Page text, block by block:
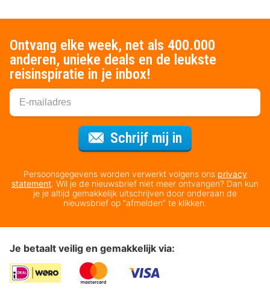
Ontvang elke week, net als 400.000
anderen, unieke deals en de leukste
reisinspiratie in je inbox!
Schrijf mij in
Persoonsgegevens worden verwerkt volgens ons privacy
statement. Wil je de nieuwsbrief niet meer ontvangen? Dan kun
je je altijd gemakkelijk uitschrijven door onderaan de
nieuwsbrief op “afmelden” te klikken.
Je betaalt veilig en gemakkelijk via: